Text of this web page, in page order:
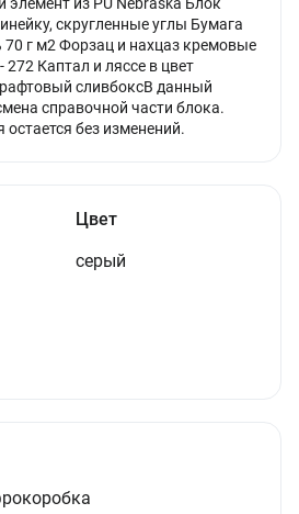
скругленные углы Бумага
70 г м2 Форзац и нахцаз кремовые
272 Каптал и ляссе в цвет
сливбоксВ данный
справочной части блока.
без изменений.
Цвет
серый